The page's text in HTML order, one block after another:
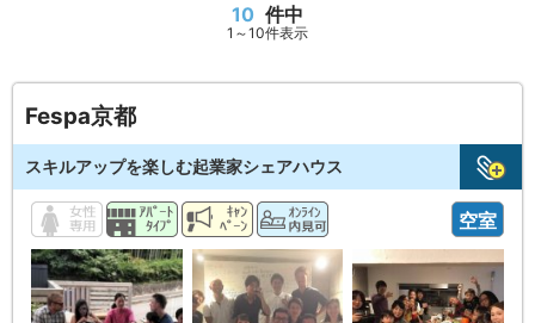
10 件中
1～10件表示
Fespa京都
スキルアップを楽しむ起業家シェアハウス
空室